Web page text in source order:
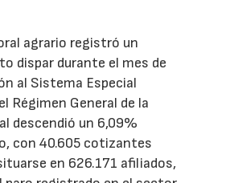
agrario registró un
dispar durante el mes de
al Sistema Especial
Régimen General de la
descendió un 6,09%
con 40.605 cotizantes
en 626.171 afiliados,